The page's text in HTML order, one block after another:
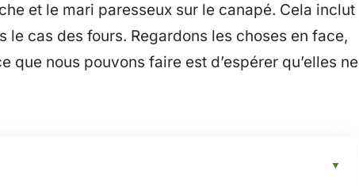
et le mari paresseux sur le canapé. Cela inclut
le cas des fours. Regardons les choses en face,
que nous pouvons faire est d’espérer qu’elles ne